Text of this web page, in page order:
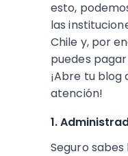
esto,
las
Chile y, por
puedes
¡Abre tu
atención!
1.
Seguro sabes